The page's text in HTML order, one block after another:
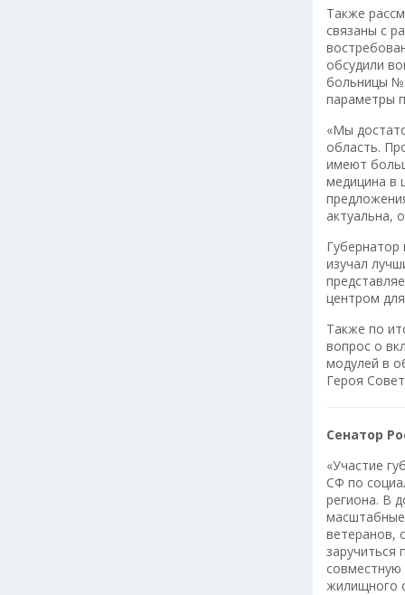
Также
связаны с
обсудили
больницы №
параметры
«Мы
область.
имеют
медицина в
актуальна,
Губернатор
изучал
центром
Также по
вопрос о
модулей в
Героя
Сенатор
«Участие
СФ по
региона. В
ветеранов,
заручиться
совместную
жилищного